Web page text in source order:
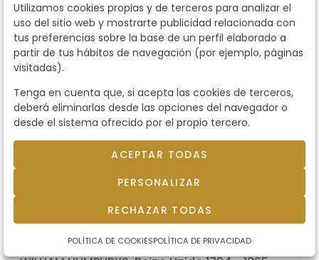
Lote 20
WILLIAM HUMPHRYS - The Meet
Utilizamos cookies propias y de terceros para analizar el
uso del sitio web y mostrarte publicidad relacionada con
tus preferencias sobre la base de un perfil elaborado a
partir de tus hábitos de navegación (por ejemplo, páginas
visitadas).
Tenga en cuenta que, si acepta las cookies de terceros,
deberá eliminarlas desde las opciones del navegador o
desde el sistema ofrecido por el propio tercero.
ACEPTAR TODAS
PERSONALIZAR
RECHAZAR TODAS
POLÍTICA DE COOKIESPOLÍTICA DE PRIVACIDAD